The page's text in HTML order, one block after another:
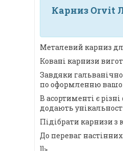
Карниз Orvit
Металевий карниз
Ковані карнизи
Завдяки
по оформленню
В асортименті є
додають
Підібрати карнизи
До переваг